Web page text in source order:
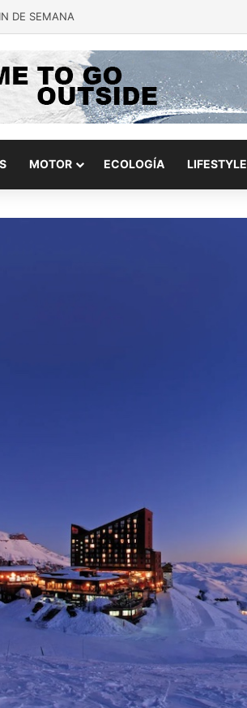
DE SEMANA
MOTOR ECOLOGÍA LIFESTYLE